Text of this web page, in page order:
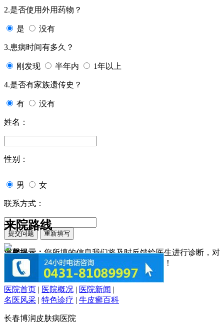
2.是否使用外用药物？
是 没有
3.患病时间有多久？
刚发现 半年内 1年以上
4.是否有家族遗传史？
有 没有
姓名：
性别：
男 女
联系方式：
温馨提示：您所填的信息我们将及时反馈给医生进行诊断，对
于您的个人信息我们承诺绝对保密！请您放心！
来院路线
医院首页 | 医院概况 | 医院新闻 |
名医风采 | 特色诊疗 | 牛皮癣百科
长春博润皮肤病医院